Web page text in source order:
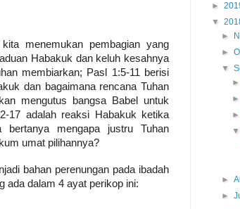
menemukan pembagian yang
Habakuk dan keluh kesahnya
membiarkan; Pasl 1:5-11 berisi
dan bagaimana rencana Tuhan
mengutus bangsa Babel untuk
17 adalah reaksi Habakuk ketika
bertanya mengapa justru Tuhan
umat pilihannya?
bahan perenungan pada ibadah
ada dalam 4 ayat perikop ini:
►
▼
►
►
▼
►
►
►
▼
►
►